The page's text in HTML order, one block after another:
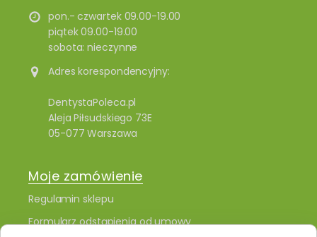
pon.- czwartek 09.00-19.00
piątek 09.00-19.00
sobota: nieczynne
Adres korespondencyjny:
DentystaPoleca.pl
Aleja Piłsudskiego 73E
05-077 Warszawa
Moje zamówienie
Regulamin sklepu
Formularz odstąpienia od umowy